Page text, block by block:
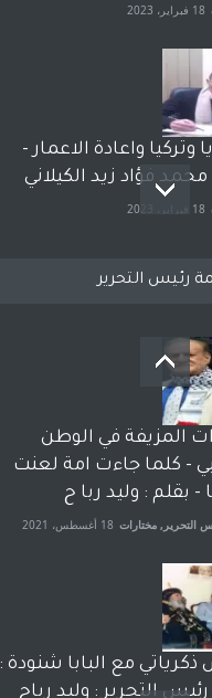
18 فبراير، 2023
وتركيا واعادة الاعمار -
فؤاد زيد الكيلاني
18 فبراير، 2023
قضائية طاحنة كتب
فيها بنفسه مرة اخرى..
طارق يوسف يقهر
الأمريكية ، فأعطوه
عن يد وهم صاغرون،
مختارات 7 أبريل، 2023
رئيس التحرير
المزيفة في الوطن
- كلما جاءت امة لعنت
- بقلم : وليد ربا ح
التحرير , مختارات 18 أغسطس، 2021
مع البابا شنودة :
التحرير : وليد رباح